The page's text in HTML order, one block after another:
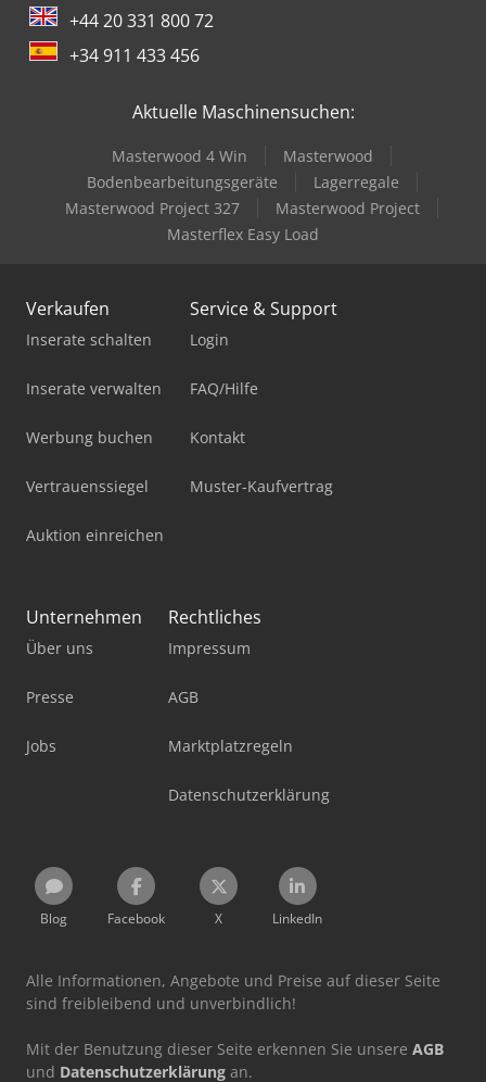
+44 20 331 800 72
+34 911 433 456
Aktuelle Maschinensuchen:
Masterwood 4 Win
Masterwood
Bodenbearbeitungsgeräte
Lagerregale
Masterwood Project 327
Masterwood Project
Masterflex Easy Load
Verkaufen
Inserate schalten
Inserate verwalten
Werbung buchen
Vertrauenssiegel
Auktion einreichen
Service & Support
Login
FAQ/Hilfe
Kontakt
Muster-Kaufvertrag
Unternehmen
Über uns
Presse
Jobs
Rechtliches
Impressum
AGB
Marktplatzregeln
Datenschutzerklärung
Blog Facebook X LinkedIn
Alle Informationen, Angebote und Preise auf dieser Seite
sind freibleibend und unverbindlich!
Mit der Benutzung dieser Seite erkennen Sie unsere AGB
und Datenschutzerklärung an.